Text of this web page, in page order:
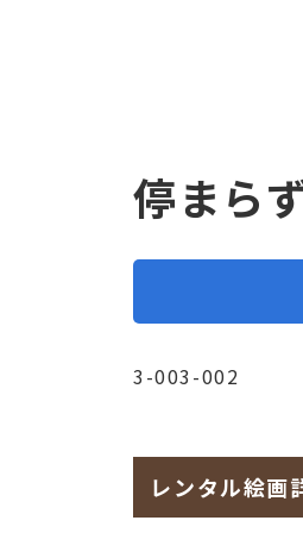
停まら
3-003-002
レンタル絵画